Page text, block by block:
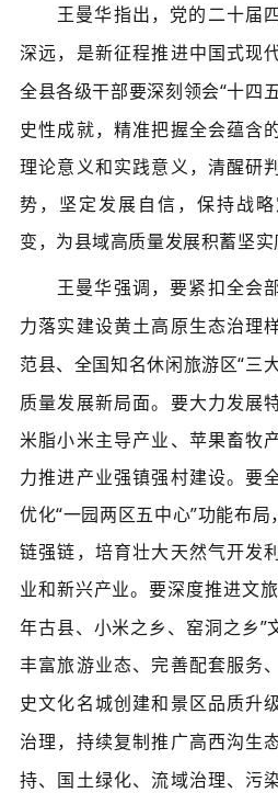
王曼华指出，党的二十届
深远，是新征程推进中国式现
全县各级干部要深刻领会“十四
史性成就，精准把握全会蕴含
理论意义和实践意义，清醒研
势，坚定发展自信，保持战
变，为县域高质量发展积蓄坚实
王曼华强调，要紧扣全会
力落实建设黄土高原生态治理
范县、全国知名休闲旅游区“三
质量发展新局面。要大力发展
米脂小米主导产业、苹果畜牧
力推进产业强镇强村建设。要
优化“一园两区五中心”功能布
链强链，培育壮大天然气开发
业和新兴产业。要深度推进文
年古县、小米之乡、窑洞之乡”
丰富旅游业态、完善配套服务
史文化名城创建和景区品质升
治理，持续复制推广高西沟生
持、国土绿化、流域治理、污